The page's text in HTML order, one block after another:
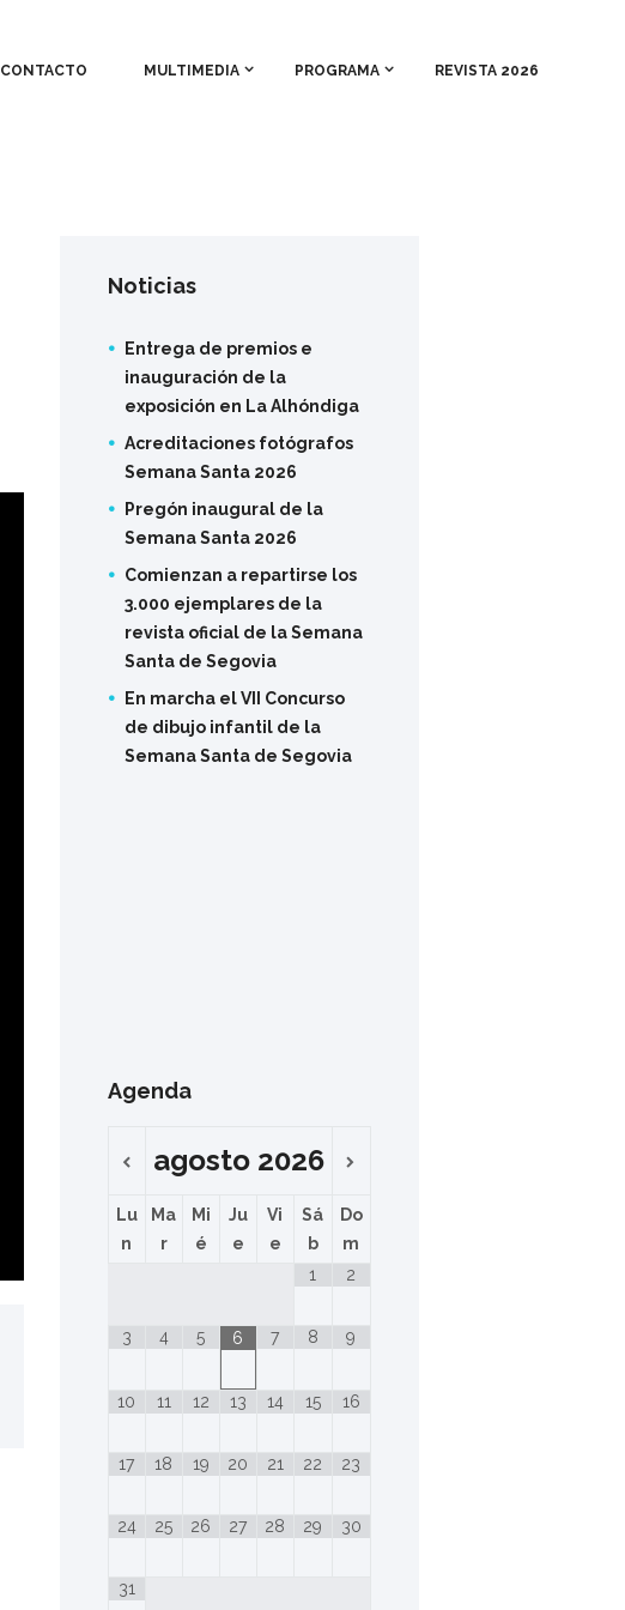
CONTACTO MULTIMEDIA PROGRAMA REVISTA 2026
Noticias
Entrega de premios e
inauguración de la
exposición en La Alhóndiga
Acreditaciones fotógrafos
Semana Santa 2026
Pregón inaugural de la
Semana Santa 2026
Comienzan a repartirse los
3.000 ejemplares de la
revista oficial de la Semana
Santa de Segovia
En marcha el VII Concurso
de dibujo infantil de la
Semana Santa de Segovia
Agenda
agosto 2026
Lu
n
Ma
r
Mi
é
Ju
e
Vi
e
Sá
b
Do
m
1
2
3 4 5 6 7 8 9
10 11 12 13 14 15 16
17 18 19 20 21 22 23
24 25 26 27 28 29 30
31